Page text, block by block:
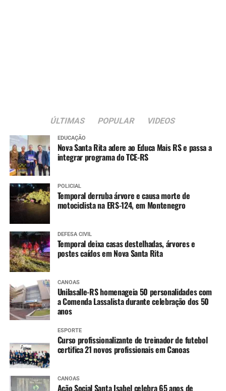
ÚLTIMAS POPULAR VIDEOS
EDUCAÇÃO
Nova Santa Rita adere ao Educa Mais RS e passa a
integrar programa do TCE-RS
POLICIAL
Temporal derruba árvore e causa morte de
motociclista na ERS-124, em Montenegro
DEFESA CIVIL
Temporal deixa casas destelhadas, árvores e
postes caídos em Nova Santa Rita
CANOAS
Unilasalle-RS homenageia 50 personalidades com
a Comenda Lassalista durante celebração dos 50
anos
ESPORTE
Curso profissionalizante de treinador de futebol
certifica 21 novos profissionais em Canoas
CANOAS
Ação Social Santa Isabel celebra 65 anos de